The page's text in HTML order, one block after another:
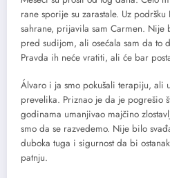
rane sporije su zarastale. Uz
sahrane, prijavila sam Carmen. Nije
pred sudijom, ali osećala sam da to
Pravda ih neće vratiti, ali će bar
Álvaro i ja smo pokušali terapiju, ali
prevelika. Priznao je da je pogrešio
godinama umanjivao majčino
smo da se razvedemo. Nije bilo
duboka tuga i sigurnost da bi
patnju.